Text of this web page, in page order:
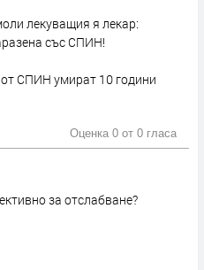
лекуващия я лекар:
със СПИН!
СПИН умират 10 години
Оценка 0 от 0 гласа
за отслабване?